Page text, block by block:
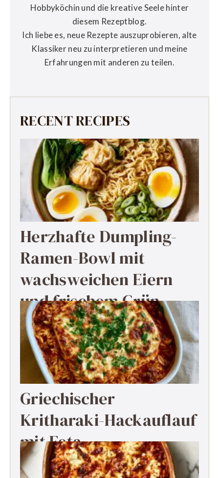
Hobbyköchin und die kreative Seele hinter
diesem Rezeptblog.
Ich liebe es, neue Rezepte auszuprobieren, alte
Klassiker neu zu interpretieren und meine
Erfahrungen mit anderen zu teilen.
RECENT RECIPES
Herzhafte Dumpling-
Ramen-Bowl mit
wachsweichen Eiern
und frischem Grün
Griechischer
Kritharaki-Hackauflauf
mit Feta